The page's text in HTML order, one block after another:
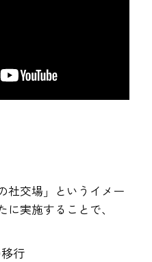
社交場」というイメー
実施することで、
移行